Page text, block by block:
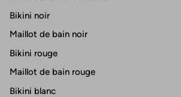
Bikini noir
Maillot de bain noir
Bikini rouge
Maillot de bain rouge
Bikini blanc